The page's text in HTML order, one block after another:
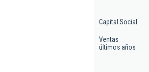
Capital Social
Ventas
últimos años